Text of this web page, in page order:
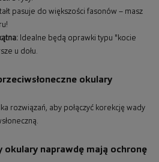
pasuje do większości fasonów – masz
Idealne będą oprawki typu "kocie
u dołu.
okulary
rozwiązań, aby połączyć korekcję wady
okulary naprawdę mają ochronę